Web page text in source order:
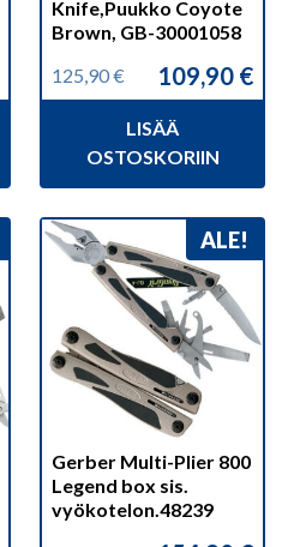
Knife,Puukko Coyote
Brown, GB-30001058
125,90€
Alkuperäinen
hinta
125,90 €.
109,90 €
Nykyinen
hinta
109,90 €.
LISÄÄ
OSTOSKORIIN
ALE!
Gerber Multi-Plier 800
Legend box sis.
vyökotelon.48239